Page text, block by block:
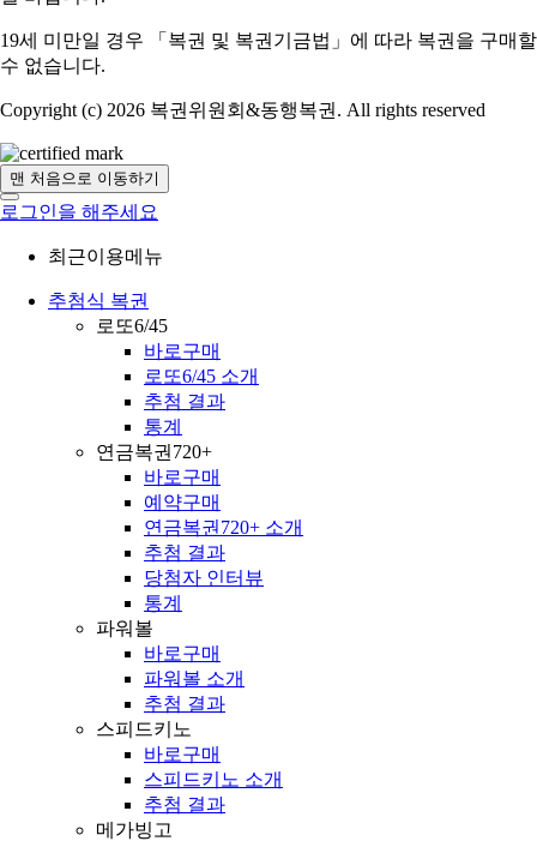
19세 미만일 경우 「복권 및 복권기금법」에 따라 복권을 구매할
수 없습니다.
Copyright (c) 2026 복권위원회&동행복권. All rights reserved
맨 처음으로 이동하기
로그인을 해주세요
최근이용메뉴
추첨식 복권
로또6/45
바로구매
로또6/45 소개
추첨 결과
통계
연금복권720+
바로구매
예약구매
연금복권720+ 소개
추첨 결과
당첨자 인터뷰
통계
파워볼
바로구매
파워볼 소개
추첨 결과
스피드키노
바로구매
스피드키노 소개
추첨 결과
메가빙고